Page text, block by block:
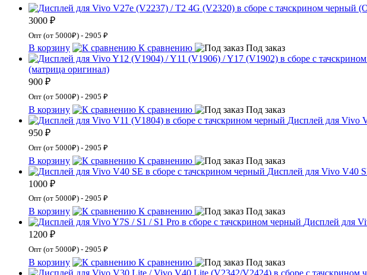
3000 ₽
Опт (от 5000₽) - 2905 ₽
В корзину К сравнению
Под заказ
(матрица оригинал)
900 ₽
Опт (от 5000₽) - 2905 ₽
В корзину К сравнению
Под заказ
Дисплей для Vivo
950 ₽
Опт (от 5000₽) - 2905 ₽
В корзину К сравнению
Под заказ
Дисплей для Vivo V40
1000 ₽
Опт (от 5000₽) - 2905 ₽
В корзину К сравнению
Под заказ
Дисплей для
1200 ₽
Опт (от 5000₽) - 2905 ₽
В корзину К сравнению
Под заказ